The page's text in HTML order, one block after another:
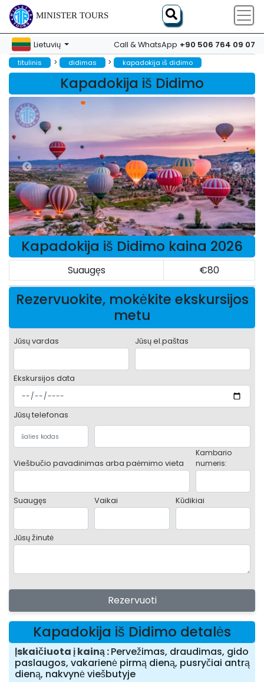
MINISTER TOURS
Lietuvių Call & WhatsApp +90 506 764 09 07
titulinis > didimas > kapadokija iš didimo
Kapadokija iš Didimo
Kapadokija iš Didimo kaina 2026
Suaugęs €80
Rezervuokite, mokėkite ekskursijos
metu
Jūsų vardas Jūsų el.paštas
Ekskursijos data
Jūsų telefonas
Viešbučio pavadinimas arba paėmimo vieta
Kambario
numeris:
Suaugęs Vaikai Kūdikiai
Jūsų žinutė
Rezervuoti
Kapadokija iš Didimo detalės
Įskaičiuota į kainą Pervežimas, draudimas, gido
paslaugos, vakarienė pirmą dieną, pusryčiai antrą
dieną, nakvynė viešbutyje